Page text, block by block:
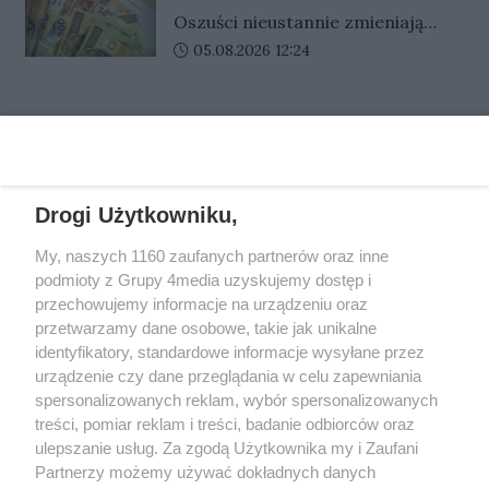
była jedna ze scen
przygotowywanych do filmu. Po
zakończeniu realizacji dokument
korzystać z różnego rodzaju
urządzeń i atrakcji wodnych.
odpoczynku dla rodziców i
przestępcy podszywają się pod
służbę medyczną
Oszuści nieustannie zmieniają
swoje metody, by wzbudzić
Jeden telefon miał doprowadzić
do przekazania nawet 150 tysięcy
złotych. Na szczęście dzięki
zachowaniu zimnej krwi i
ostrożności próba wyłudzenia
zakończyła się niepowodzeniem.
Data dodania artykułu:
05.08.2026 12:24
REKLAMA
Drogi Użytkowniku,
My, naszych 1160 zaufanych partnerów oraz inne
podmioty z Grupy 4media uzyskujemy dostęp i
przechowujemy informacje na urządzeniu oraz
przetwarzamy dane osobowe, takie jak unikalne
identyfikatory, standardowe informacje wysyłane przez
urządzenie czy dane przeglądania w celu zapewniania
spersonalizowanych reklam, wybór spersonalizowanych
treści, pomiar reklam i treści, badanie odbiorców oraz
ulepszanie usług. Za zgodą Użytkownika my i Zaufani
Partnerzy możemy używać dokładnych danych